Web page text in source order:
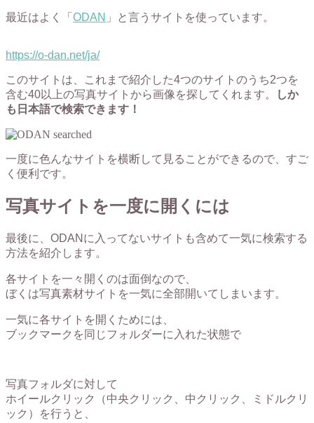
最近はよく「 ODAN 」と言うサイトを使っています。
https://o-dan.net/ja/
このサイトは、これまで紹介した4つのサイトのうち2つを
含む40以上の写真サイトから画像を探してくれます。
しか
も日本語で検索できます！
一度に色んなサイトを横断して見ることができるので、すご
く便利です。
写真サイトを一度に開くには
最後に、ODANに入ってないサイトも含めて一気に検索する
方法を紹介します。
各サイトを一々開くのは面倒なので、
ぼくは写真素材サイトを一気に全部開いてしまいます。
一気に各サイトを開くためには、
ブックマークを同じフォルダーに入れた状態で
写真フォルダに対して
ホイールクリック（中央クリック、中クリック、ミドルクリ
ック）を行うと、